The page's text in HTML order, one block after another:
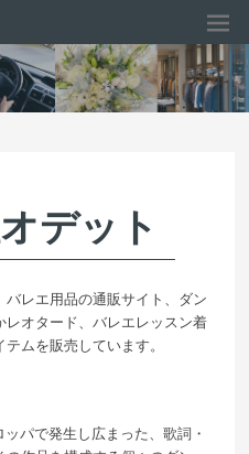
デット
レエ用品の通販サイト、ダン
オタード、バレエレッスン着
ムを販売しています。
パで発生し広まった、歌詞・